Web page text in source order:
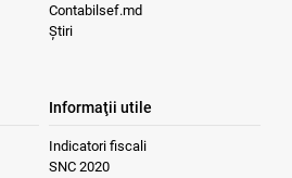
Contabilsef.md
Știri
Informaţii utile
Indicatori fiscali
SNC 2020